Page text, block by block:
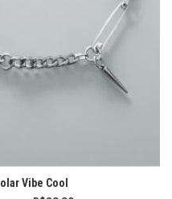
Vibe Cool